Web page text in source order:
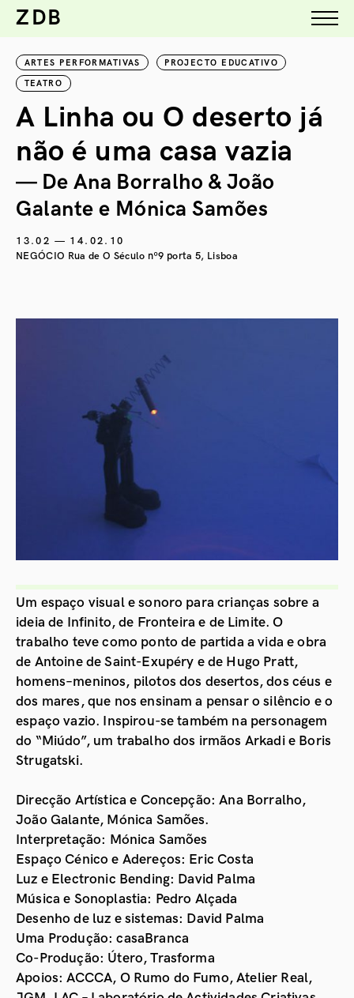
ZDB
ARTES PERFORMATIVAS PROJECTO EDUCATIVO
TEATRO
A Linha ou O deserto já
não é uma casa vazia
— De Ana Borralho & João
Galante e Mónica Samões
13.02 — 14.02.10
NEGÓCIO Rua de O Século nº9 porta 5, Lisboa
Um espaço visual e sonoro para crianças sobre a
ideia de Infinito, de Fronteira e de Limite. O
trabalho teve como ponto de partida a vida e obra
de Antoine de Saint-Exupéry e de Hugo Pratt,
homens–meninos, pilotos dos desertos, dos céus e
dos mares, que nos ensinam a pensar o silêncio e o
espaço vazio. Inspirou-se também na personagem
do “Miúdo”, um trabalho dos irmãos Arkadi e Boris
Strugatski.
Direcção Artística e Concepção: Ana Borralho,
João Galante, Mónica Samões.
Interpretação: Mónica Samões
Espaço Cénico e Adereços: Eric Costa
Luz e Electronic Bending: David Palma
Música e Sonoplastia: Pedro Alçada
Desenho de luz e sistemas: David Palma
Uma Produção: casaBranca
Co-Produção: Útero, Trasforma
Apoios: ACCCA, O Rumo do Fumo, Atelier Real,